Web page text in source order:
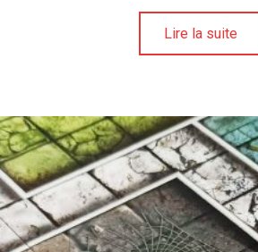
Lire la suite